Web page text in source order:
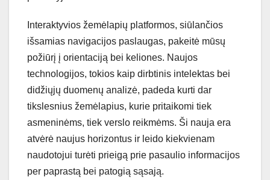
Interaktyvios žemėlapių platformos, siūlančios
išsamias navigacijos paslaugas, pakeitė mūsų
požiūrį į orientaciją bei keliones. Naujos
technologijos, tokios kaip dirbtinis intelektas bei
didžiųjų duomenų analizė, padeda kurti dar
tikslesnius žemėlapius, kurie pritaikomi tiek
asmeninėms, tiek verslo reikmėms. Ši nauja era
atvėrė naujus horizontus ir leido kiekvienam
naudotojui turėti prieigą prie pasaulio informacijos
per paprastą bei patogią sąsają.